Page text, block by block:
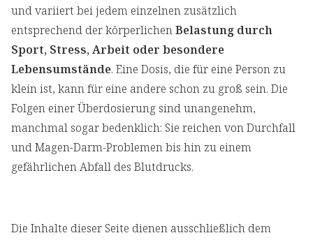
und variiert bei jedem einzelnen zusätzlich
entsprechend der körperlichenBelastung durch
Sport, Stress, Arbeit oder besondere
Lebensumstände. Eine Dosis, die für eine Person zu
klein ist, kann für eine andere schon zu groß sein. Die
Folgen einer Überdosierung sind unangenehm,
manchmal sogar bedenklich: Sie reichen von Durchfall
und Magen-Darm-Problemen bis hin zu einem
gefährlichen Abfall des Blutdrucks.
Die Inhalte dieser Seite dienen ausschließlich dem